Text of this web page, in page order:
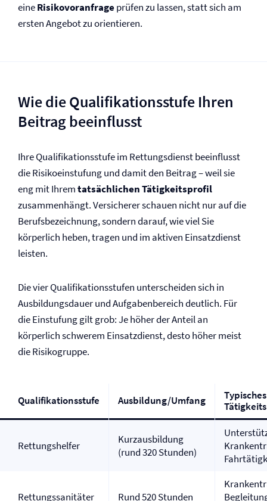
eineRisikovoranfrageprüfen zu lassen, statt sich am
ersten Angebot zu orientieren.
Wie die Qualifikationsstufe Ihren
Beitrag beeinflusst
Ihre Qualifikationsstufe im Rettungsdienst beeinflusst
die Risikoeinstufung und damit den Beitrag – weil sie
eng mit Ihremtatsächlichen Tätigkeitsprofil
zusammenhängt. Versicherer schauen nicht nur auf die
Berufsbezeichnung, sondern darauf, wie viel Sie
körperlich heben, tragen und im aktiven Einsatzdienst
leisten.
Die vier Qualifikationsstufen unterscheiden sich in
Ausbildungsdauer und Aufgabenbereich deutlich. Für
die Einstufung gilt grob: Je höher der Anteil an
körperlich schwerem Einsatzdienst, desto höher meist
die Risikogruppe.
Qualifikationsstufe Ausbildung/Umfang
Typisches
Rettungshelfer
Kurzausbildung
(rund 320 Stunden)
Rettungssanitäter Rund 520 Stunden